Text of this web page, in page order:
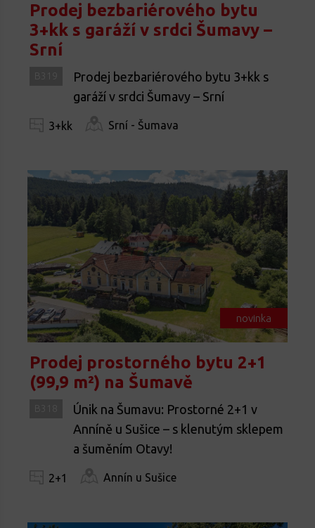
Prodej bezbariérového bytu
3+kk s garáží v srdci Šumavy –
Srní
Prodej bezbariérového bytu 3+kk s
garáží v srdci Šumavy – Srní
3+kk Srní - Šumava
novinka
Prodej prostorného bytu 2+1
(99,9 m²) na Šumavě
Únik na Šumavu: Prostorné 2+1 v
Anníně u Sušice – s klenutým sklepem
a šuměním Otavy!
2+1 Annín u Sušice